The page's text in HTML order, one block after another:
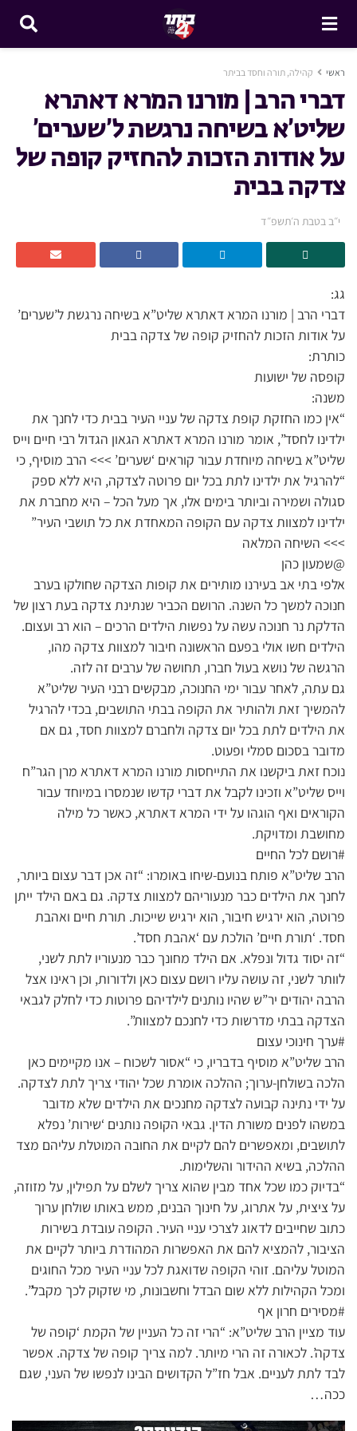
ראשי קהילה, תורה וחסד בביתר
דברי הרב | מורנו המרא דאתרא
שליט’א בשיחה נרגשת ל’שערים’
על אודות הזכות להחזיק קופה של
צדקה בבית
י״ב בטבת ה׳תשפ״ד
גג:
דברי הרב | מורנו המרא דאתרא שליט”א בשיחה נרגשת ל’שערים’
על אודות הזכות להחזיק קופה של צדקה בבית
כותרת:
קופסה של ישועות
משנה:
“אין כמו החזקת קופת צדקה של עניי העיר בבית כדי לחנך את
ילדינו לחסד”, אומר מורנו המרא דאתרא הגאון הגדול רבי חיים וייס
שליט”א בשיחה מיוחדת עבור קוראים ‘שערים’ >>> הרב מוסיף, כי
“להרגיל את ילדינו לתת בכל יום פרוטה לצדקה, היא ללא ספק
סגולה ושמירה וביותר בימים אלו, אך מעל הכל – היא מחברת את
ילדינו למצוות צדקה עם הקופה המאחדת את כל תושבי העיר”
>>> השיחה המלאה
@שמעון כהן
אלפי בתי אב בעירנו מותירים את קופות הצדקה שחולקו בערב
חנוכה למשך כל השנה. הרושם הכביר שנתינת צדקה בעת רצון של
הדלקת נר חנוכה עשה על נפשות הילדים הרכים – הוא רב ועצום.
הילדים חשו אולי בפעם הראשונה חיבור למצוות צדקה מהו,
הרגשה של נושא בעול חברו, תחושה של ערבים זה לזה.
גם עתה, לאחר עבור ימי החנוכה, מבקשים רבני העיר שליט”א
להמשיך זאת ולהותיר את הקופה בבתי התושבים, בכדי להרגיל
את הילדים לתת בכל יום צדקה ולחברם למצוות חסד, גם אם
מדובר בסכום סמלי ופעוט.
נוכח זאת ביקשנו את התייחסות מורנו המרא דאתרא מרן הגר”ח
וייס שליט”א וזכינו לקבל את דברי קדשו שנמסרו במיוחד עבור
הקוראים ואף הוגהו על ידי המרא דאתרא, כאשר כל מילה
מחושבת ומדויקת.
#רושם לכל החיים
הרב שליט”א פותח בנועם-שיחו באומרו: “זה אכן דבר עצום ביותר,
לחנך את הילדים כבר מנעוריהם למצוות צדקה. גם באם הילד ייתן
פרוטה, הוא ירגיש חיבור, הוא ירגיש שייכות. תורת חיים ואהבת
חסד. ‘תורת חיים’ הולכת עם ‘אהבת חסד’.
“זה יסוד גדול ונפלא. אם הילד מחונך כבר מנעוריו לתת לשני,
לוותר לשני, זה עושה עליו רושם עצום כאן ולדורות, וכן ראינו אצל
הרבה יהודים יר”ש שהיו נותנים לילדיהם פרוטות כדי לחלק לגבאי
הצדקה בבתי מדרשות כדי לחנכם למצוות”.
#ערך חינוכי עצום
הרב שליט”א מוסיף בדבריו, כי “אסור לשכוח – אנו מקיימים כאן
הלכה בשולחן-ערוך; ההלכה אומרת שכל יהודי צריך לתת לצדקה.
על ידי נתינה קבועה לצדקה מחנכים את הילדים שלא מדובר
במשהו לפנים משורת הדין. גבאי הקופה נותנים ‘שירות’ נפלא
לתושבים, ומאפשרים להם לקיים את החובה המוטלת עליהם מצד
ההלכה, בשיא ההידור והשלימות.
“בדיוק כמו שכל אחד מבין שהוא צריך לשלם על תפילין, על מזוזה,
על ציצית, על אתרוג, על חינוך הבנים, ממש באותו שולחן ערוך
כתוב שחייבים לדאוג לצרכי עניי העיר. הקופה עובדת בשירות
הציבור, להמציא להם את האפשרות המהודרת ביותר לקיים את
המוטל עליהם. זוהי הקופה שדואגת לכל עניי העיר מכל החוגים
ומכל הקהילות ללא שום הבדל וחשבונות, מי שזקוק לכך מקבל”.
#מסירים חרון אף
עוד מציין הרב שליט”א: “הרי זה כל העניין של הקמת ‘קופה של
צדקה’. לכאורה זה הרי מיותר. למה צריך קופה של צדקה. אפשר
לבד לתת לעניים. אבל חז”ל הקדושים הבינו לנפשו של העני, שגם
ככה…